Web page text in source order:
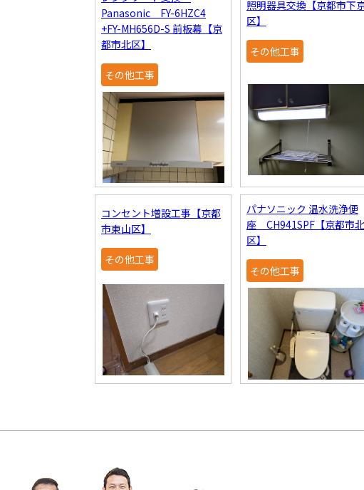
Panasonic FY-6HZC4
+FY-MH656D-S 前板幕【京
都市北区】
その他工事
照明器具交換【京都市下
区】
その他工事
コンセント増設工事【京都
市東山区】
その他工事
パナソニック 温水洗浄便
座 CH941SPF【京都市北
区】
その他工事